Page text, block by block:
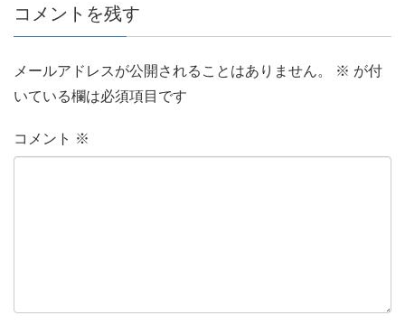
コメントを残す
メールアドレスが公開されることはありません。 ※ が付
いている欄は必須項目です
コメント ※